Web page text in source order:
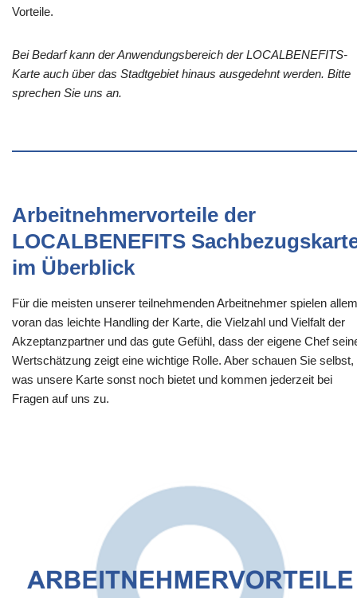
Vorteile.
Bei Bedarf kann der Anwendungsbereich der LOCALBENEFITS-
Karte auch über das Stadtgebiet hinaus ausgedehnt werden. Bitte
sprechen Sie uns an.
Arbeitnehmervorteile der
LOCALBENEFITS
im Überblick
Für die meisten unserer teilnehmenden Arbeitnehmer spielen allem
voran das leichte Handling der Karte, die Vielzahl und Vielfalt der
Akzeptanzpartner und das gute Gefühl, dass der eigene Chef
Wertschätzung zeigt eine wichtige Rolle. Aber schauen Sie selbst,
was unsere Karte sonst noch bietet und kommen jederzeit bei
Fragen auf uns zu.